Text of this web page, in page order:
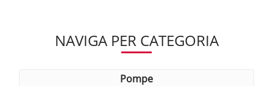
NAVIGA PER CATEGORIA
pompe